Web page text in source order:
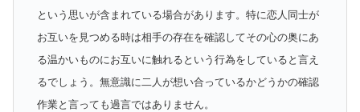
という思いが含まれている場合があります。特に恋人同士が
お互いを見つめる時は相手の存在を確認してその心の奥にあ
る温かいものにお互いに触れるという行為をしていると言え
るでしょう。無意識に二人が想い合っているかどうかの確認
作業と言っても過言ではありません。